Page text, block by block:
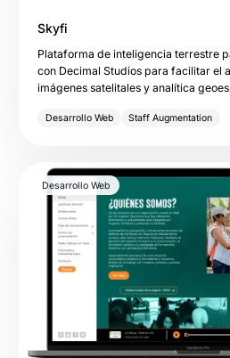
Skyfi
Plataforma de inteligencia terrestre
con Decimal Studios para facilitar el
imágenes satelitales y analítica
Desarrollo Web Staff Augmentation
Desarrollo Web